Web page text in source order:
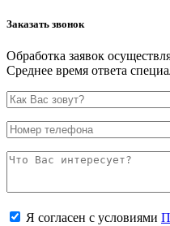
Заказать звонок
Обработка заявок
Среднее время ответа
Я согласен с условиями